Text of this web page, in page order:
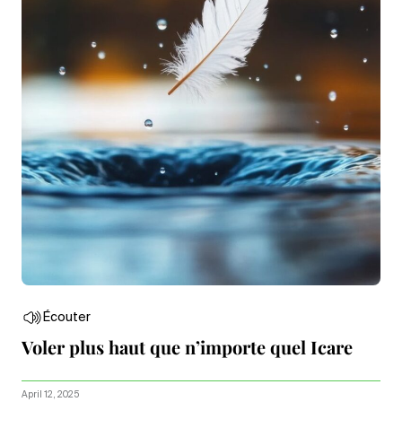
Écouter
Voler plus haut que n’importe quel Icare
April 12, 2025